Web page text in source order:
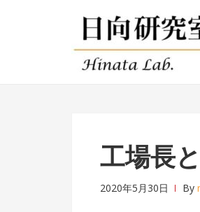
ゲ
テ
工場長
2020年5月30日 By